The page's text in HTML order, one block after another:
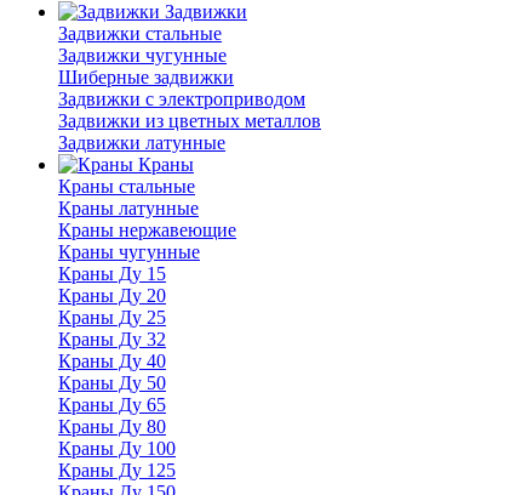
Задвижки
Задвижки стальные
Задвижки чугунные
Шиберные задвижки
Задвижки с электроприводом
Задвижки из цветных металлов
Задвижки латунные
Краны
Краны стальные
Краны латунные
Краны нержавеющие
Краны чугунные
Краны Ду 15
Краны Ду 20
Краны Ду 25
Краны Ду 32
Краны Ду 40
Краны Ду 50
Краны Ду 65
Краны Ду 80
Краны Ду 100
Краны Ду 125